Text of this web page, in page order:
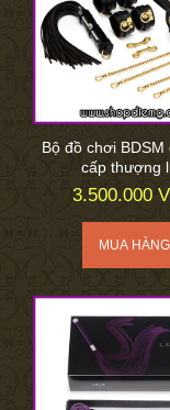
Bộ đồ chơi BDSM
cấp thượng
3.500.000